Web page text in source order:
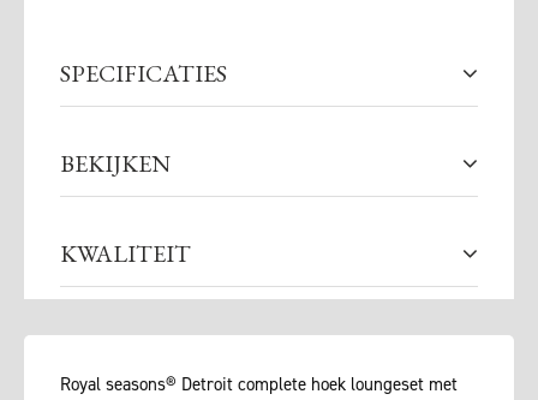
SPECIFICATIES
BEKIJKEN
KWALITEIT
Royal seasons® Detroit complete hoek loungeset met